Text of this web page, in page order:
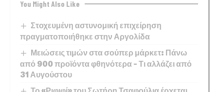
You Might Also Like
Στοχευμένη αστυνομική επιχείρηση
πραγματοποιήθηκε στην Αργολίδα
Μειώσεις τιμών στα σούπερ μάρκετ: Πάνω
από 900 προϊόντα φθηνότερα – Τι αλλάζει από
31 Αυγούστου